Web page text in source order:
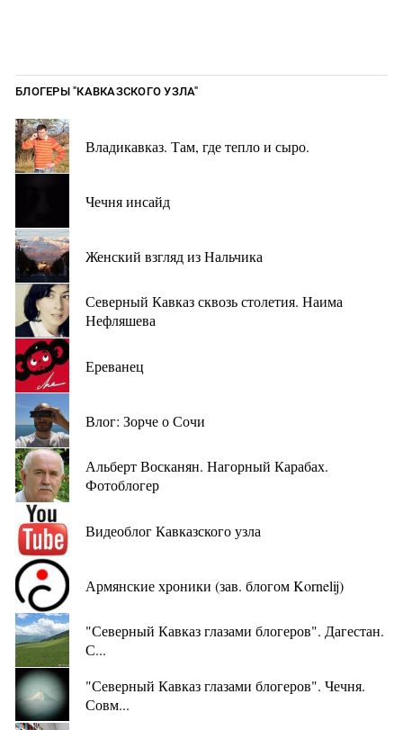
БЛОГЕРЫ "КАВКАЗСКОГО УЗЛА"
Владикавказ. Там, где тепло и сыро.
Чечня инсайд
Женский взгляд из Нальчика
Северный Кавказ сквозь столетия. Наима
Нефляшева
Ереванец
Влог: Зорче о Сочи
Альберт Восканян. Нагорный Карабах.
Фотоблогер
Видеоблог Кавказского узла
Армянские хроники (зав. блогом Kornelij)
"Северный Кавказ глазами блогеров". Дагестан.
С...
"Северный Кавказ глазами блогеров". Чечня.
Совм...